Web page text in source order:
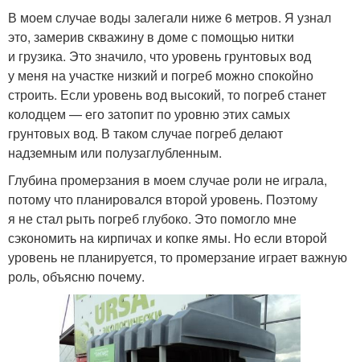
В моем случае воды залегали ниже 6 метров. Я узнал
это, замерив скважину в доме с помощью нитки
и грузика. Это значило, что уровень грунтовых вод
у меня на участке низкий и погреб можно спокойно
строить. Если уровень вод высокий, то погреб станет
колодцем — его затопит по уровню этих самых
грунтовых вод. В таком случае погреб делают
надземным или полузаглубленным.
Глубина промерзания в моем случае роли не играла,
потому что планировался второй уровень. Поэтому
я не стал рыть погреб глубоко. Это помогло мне
сэкономить на кирпичах и копке ямы. Но если второй
уровень не планируется, то промерзание играет важную
роль, объясню почему.